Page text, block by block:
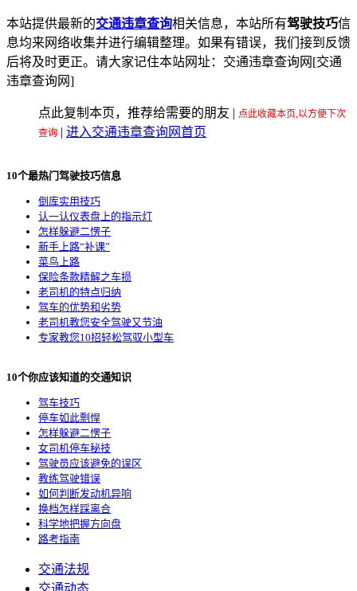
本站提供最新的交通违章查询相关信息，本站所有驾驶技巧信
息均来网络收集并进行编辑整理。如果有错误，我们接到反馈
后将及时更正。请大家记住本站网址：交通违章查询网[交通
违章查询网]
点此复制本页，推荐给需要的朋友 | 点此收藏本页,以方便下次
查询 | 进入交通违章查询网首页
10个最热门驾驶技巧信息
倒库实用技巧
认一认仪表盘上的指示灯
怎样躲避二愣子
新手上路“补课”
菜鸟上路
保险条款精解之车损
老司机的特点归纳
驾车的优势和劣势
老司机教您安全驾驶又节油
专家教您10招轻松驾驭小型车
10个你应该知道的交通知识
驾车技巧
停车如此剽悍
怎样躲避二愣子
女司机停车秘技
驾驶员应该避免的误区
教练驾驶错误
如何判断发动机异响
换档怎样踩离合
科学地把握方向盘
路考指南
交通法规
交通动态